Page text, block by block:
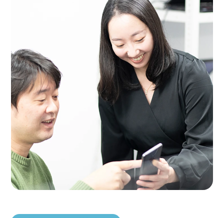
数字で見るムニノバグループ
キーワードから知る
採用情報
募集要項・選考フロー